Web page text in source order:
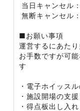
当日キャンセル
無断キャンセル
■お願い事項
運営するにあたり
お手数ですが可
す
・電子ホイッス
・施設開場の支援
・得点板出し入れ